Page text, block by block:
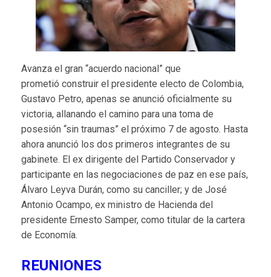
Avanza el gran “acuerdo nacional” que
prometió construir el presidente electo de Colombia,
Gustavo Petro, apenas se anunció oficialmente su
victoria, allanando el camino para una toma de
posesión “sin traumas” el próximo 7 de agosto. Hasta
ahora anunció los dos primeros integrantes de su
gabinete. El ex dirigente del Partido Conservador y
participante en las negociaciones de paz en ese país,
Álvaro Leyva Durán, como su canciller; y de José
Antonio Ocampo, ex ministro de Hacienda del
presidente Ernesto Samper, como titular de la cartera
de Economía.
REUNIONES